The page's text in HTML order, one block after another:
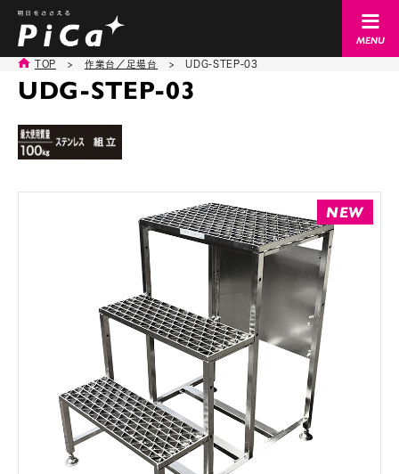
TOP > 作業台／足場台 > UDG-STEP-03
UDG-STEP-03